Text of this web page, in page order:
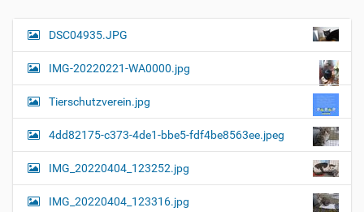
e
i
l
r
N
a
i
g
a
t
i
o
DSC04935.JPG
IMG-20220221-WA0000.jpg
Tierschutzverein.jpg
4dd82175-c373-4de1-bbe5-fdf4be8563ee.jpeg
IMG_20220404_123252.jpg
IMG_20220404_123316.jpg